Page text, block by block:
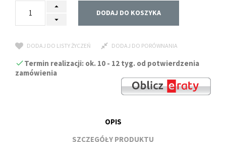
DODAJ DO KOSZYKA
DODAJ DO LISTY ŻYCZEŃ DODAJ DO PORÓWNANIA
Termin realizacji: ok. 10 - 12 tyg. od potwierdzenia
zamówienia
OPIS
SZCZEGÓŁY PRODUKTU